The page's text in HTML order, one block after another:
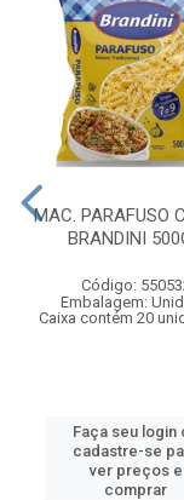
MAC. PARAFUSO
BRANDINI
Código:
Embalagem:
Caixa contém 20
Faça seu login
cadastre-se
ver preços e
comprar